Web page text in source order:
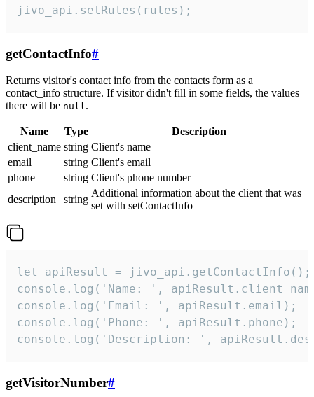
jivo_api.setRules(rules);
getContactInfo#
Returns visitor's contact info from the contacts form as a
contact_info structure. If visitor didn't fill in some fields, the values
there will be null.
Name Type
Description
client_name string Client's name
email
string Client's email
phone
string Client's phone number
description
string
Additional information about the client that was
set with setContactInfo
let apiResult = jivo_api.getContactInfo();
console.log('Name: ',
console.log('Email: ', apiResult.email);
console.log('Phone: ', apiResult.phone);
console.log('Description: ',
getVisitorNumber#